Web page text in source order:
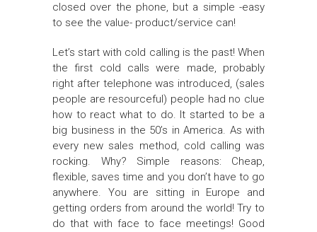
closed over the phone, but a simple -easy
to see the value- product/service can!
Let’s start with cold calling is the past! When
the first cold calls were made, probably
right after telephone was introduced, (sales
people are resourceful) people had no clue
how to react what to do. It started to be a
big business in the 50’s in America. As with
every new sales method, cold calling was
rocking. Why? Simple reasons: Cheap,
flexible, saves time and you don’t have to go
anywhere. You are sitting in Europe and
getting orders from around the world! Try to
do that with face to face meetings! Good